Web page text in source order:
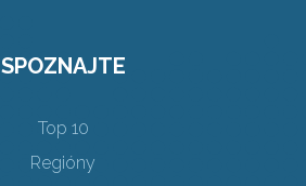
SPOZNAJTE
Top 10
Regióny